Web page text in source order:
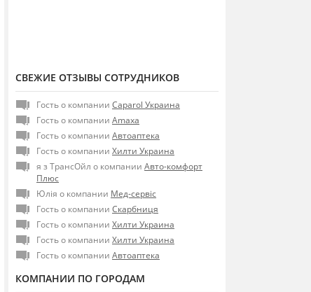
СВЕЖИЕ ОТЗЫВЫ СОТРУДНИКОВ
Гость о компании Caparol Украина
Гость о компании Amaxa
Гость о компании Автоаптека
Гость о компании Хилти Украина
я з ТрансОйл о компании Авто-комфорт
Плюс
Юлія о компании Мед-сервіс
Гость о компании Скарбниця
Гость о компании Хилти Украина
Гость о компании Хилти Украина
Гость о компании Автоаптека
КОМПАНИИ ПО ГОРОДАМ